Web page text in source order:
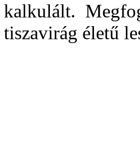
kalkulált.
tiszavirág életű